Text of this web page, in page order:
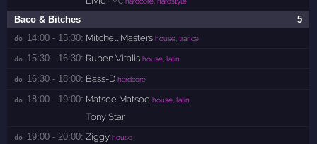
5
Baco & Bitches
do 14:00 - 15:30: Mitchell Masters house, trance
do 15:30 - 16:30: Ruben Vitalis house, latin
do 16:30 - 18:00: Bass-D hardcore
do 18:00 - 19:00: Matsoe Matsoe house, latin
Tony Star
do 19:00 - 20:00: Ziggy house